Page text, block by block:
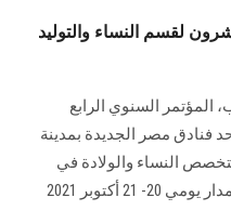
لقسم النساء والتوليد
المؤتمر السنوي الرابع
فنادق مصر الجديدة بمدينة
النساء والولادة في
منطقة الشرق الأوسط ويستمر على مدار يومي 20- 21 أكتوبر 2021